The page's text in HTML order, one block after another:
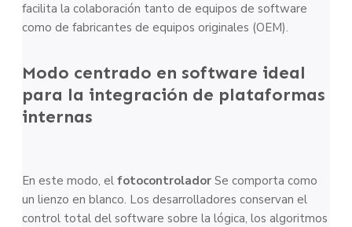
facilita la colaboración tanto de equipos de software
como de fabricantes de equipos originales (OEM).
Modo centrado en software ideal
para la integración de plataformas
internas
En este modo, el fotocontrolador Se comporta como
un lienzo en blanco. Los desarrolladores conservan el
control total del software sobre la lógica, los algoritmos